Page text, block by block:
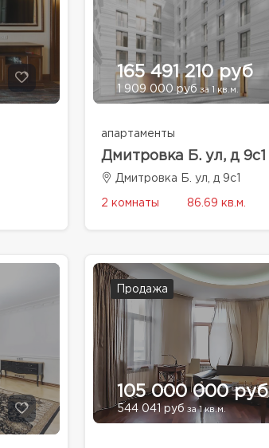
165 491 210 руб
1 909 000 руб за 1 кв.м.
апартаменты
Дмитровка Б. ул, д 9с1
Дмитровка Б. ул, д 9с1
2 комнаты 86.69 кв.м.
Продажа
105 000 000 руб
544 041 руб за 1 кв.м.